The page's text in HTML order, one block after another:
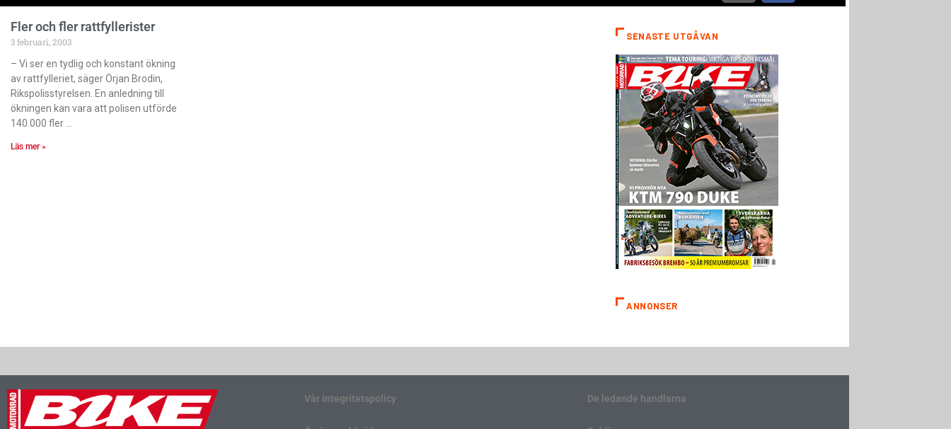
Fler och fler rattfyllerister
3 februari, 2003
– Vi ser en tydlig och konstant ökning
av rattfylleriet, säger Örjan Brodin,
Rikspolisstyrelsen. En anledning till
ökningen kan vara att polisen utförde
140.000 fler
Läs mer »
SENASTE UTGÅVAN
ANNONSER
Vår integritetspolicy De ledande handlarna